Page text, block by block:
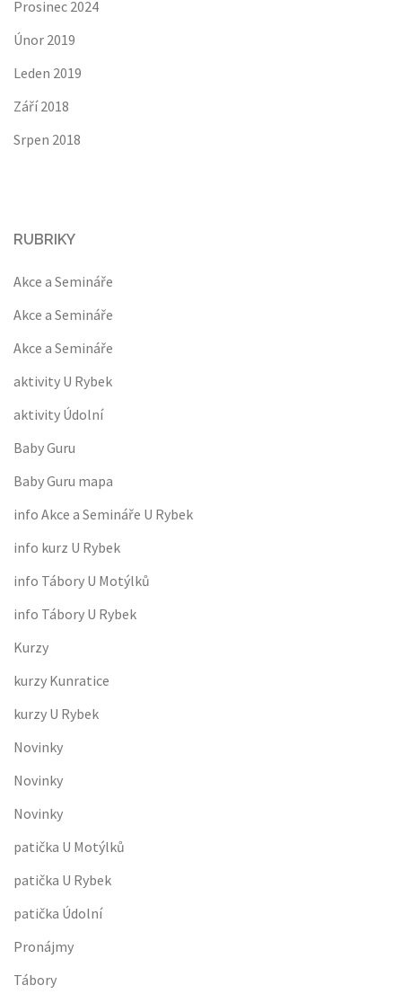
Prosinec 2024
Únor 2019
Leden 2019
Září 2018
Srpen 2018
RUBRIKY
Akce a Semináře
Akce a Semináře
Akce a Semináře
aktivity U Rybek
aktivity Údolní
Baby Guru
Baby Guru mapa
info Akce a Semináře U Rybek
info kurz U Rybek
info Tábory U Motýlků
info Tábory U Rybek
Kurzy
kurzy Kunratice
kurzy U Rybek
Novinky
Novinky
Novinky
patička U Motýlků
patička U Rybek
patička Údolní
Pronájmy
Tábory